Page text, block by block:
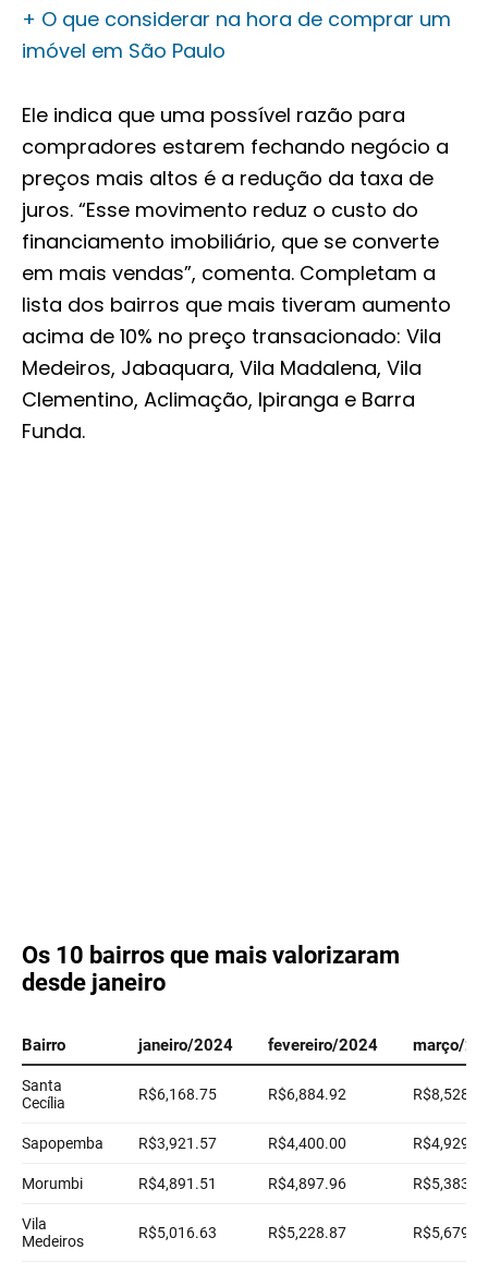
+ O que considerar na hora de comprar um
imóvel em São Paulo
Ele indica que uma possível razão para
compradores estarem fechando negócio a
preços mais altos é a redução da taxa de
juros. “Esse movimento reduz o custo do
financiamento imobiliário, que se converte
em mais vendas”, comenta. Completam a
lista dos bairros que mais tiveram aumento
acima de 10% no preço transacionado: Vila
Medeiros, Jabaquara, Vila Madalena, Vila
Clementino, Aclimação, Ipiranga e Barra
Funda.